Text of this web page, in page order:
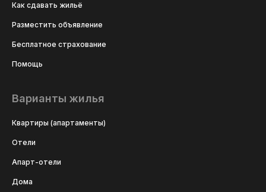
Как сдавать жильё
Разместить объявление
Бесплатное страхование
Помощь
Варианты жилья
Квартиры (апартаменты)
Отели
Апарт-отели
Дома